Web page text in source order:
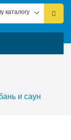
каталогу
и саун